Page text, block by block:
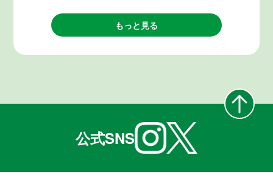
募集します！
婚おうえんフェスタ（@麻布台ヒルズ）を開催し
ます！
もっと見る
公式SNS